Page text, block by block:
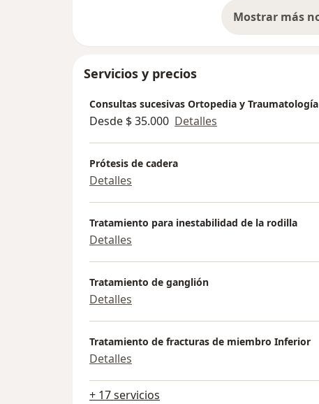
Servicios y precios
Consultas sucesivas Ortopedia y Traumatología
Desde $ 35.000 Detalles
Prótesis de cadera
Detalles
Tratamiento para inestabilidad de la rodilla
Detalles
Tratamiento de ganglión
Detalles
Tratamiento de fracturas de miembro Inferior
Detalles
+ 17 servicios